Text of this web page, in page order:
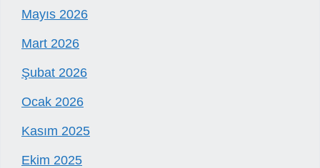
Mayıs 2026
Mart 2026
Şubat 2026
Ocak 2026
Kasım 2025
Ekim 2025